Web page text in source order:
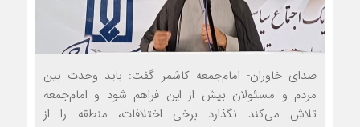
صدای خاوران- امام‌جمعه کاشمر گفت: باید وحدت بین
مردم و مسئولان بیش از این فراهم شود و امام‌جمعه
تلاش می‌کند نگذارد برخی اختلافات، منطقه را از